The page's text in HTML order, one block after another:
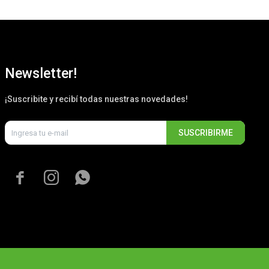
Newsletter!
¡Suscribite y recibí todas nuestras novedades!
SUSCRIBIRME
  